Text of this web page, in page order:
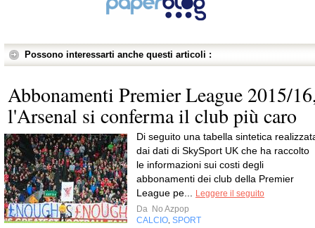
Possono interessarti anche questi articoli :
Abbonamenti Premier League 2015/
l'Arsenal si conferma il club più caro
Di seguito una tabella sintetica
dai dati di SkySport UK che ha raccolto
le informazioni sui costi degli
abbonamenti dei club della Premier
League pe... Leggere il seguito
Da No Azpop
CALCIO, SPORT